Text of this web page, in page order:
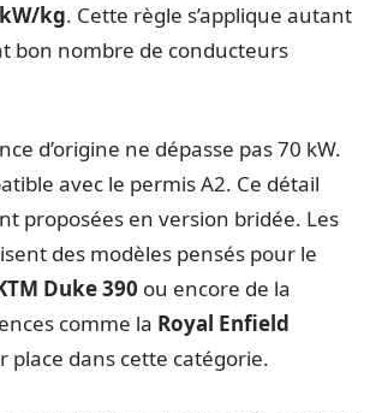
kg. Cette règle s’applique autant
bon nombre de conducteurs
d’origine ne dépasse pas 70 kW.
avec le permis A2. Ce détail
proposées en version bridée. Les
des modèles pensés pour le
Duke 390 ou encore de la
comme la Royal Enfield
dans cette catégorie.